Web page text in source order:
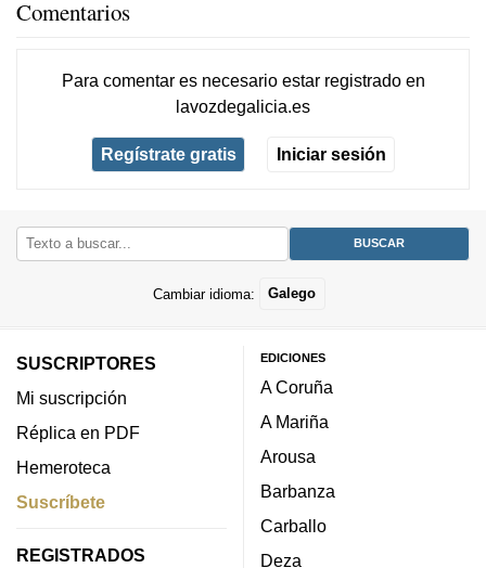
Comentarios
Para comentar es necesario estar registradoen
lavozdegalicia.es
Regístrate gratis Iniciar sesión
Cambiar idioma: Galego
SUSCRIPTORES
Mi suscripción
Réplica en PDF
Hemeroteca
Suscríbete
REGISTRADOS
EDICIONES
A Coruña
A Mariña
Arousa
Barbanza
Carballo
Deza